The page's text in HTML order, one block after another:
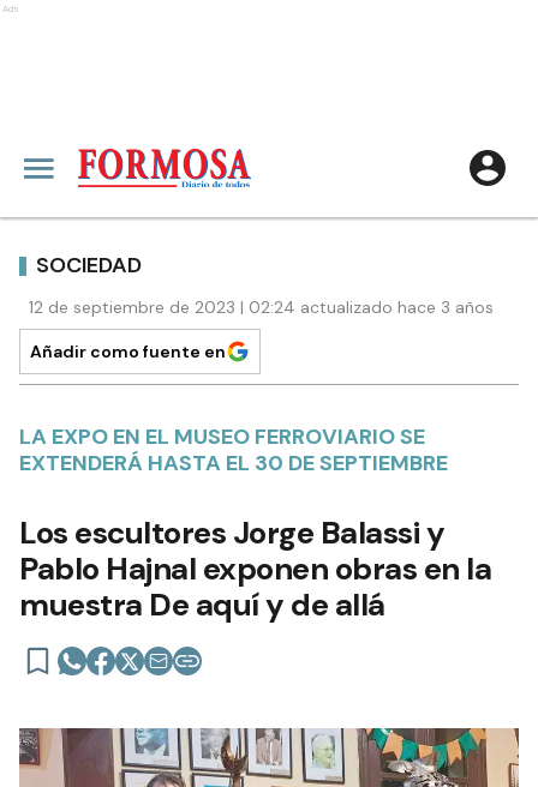
Ads
SOCIEDAD
12 de septiembre de 2023 | 02:24 actualizado hace 3 años
Añadir como fuente en
LA EXPO EN EL MUSEO FERROVIARIO SE
EXTENDERÁ HASTA EL 30 DE SEPTIEMBRE
Los escultores Jorge Balassi y
Pablo Hajnal exponen obras en la
muestra De aquí y de allá